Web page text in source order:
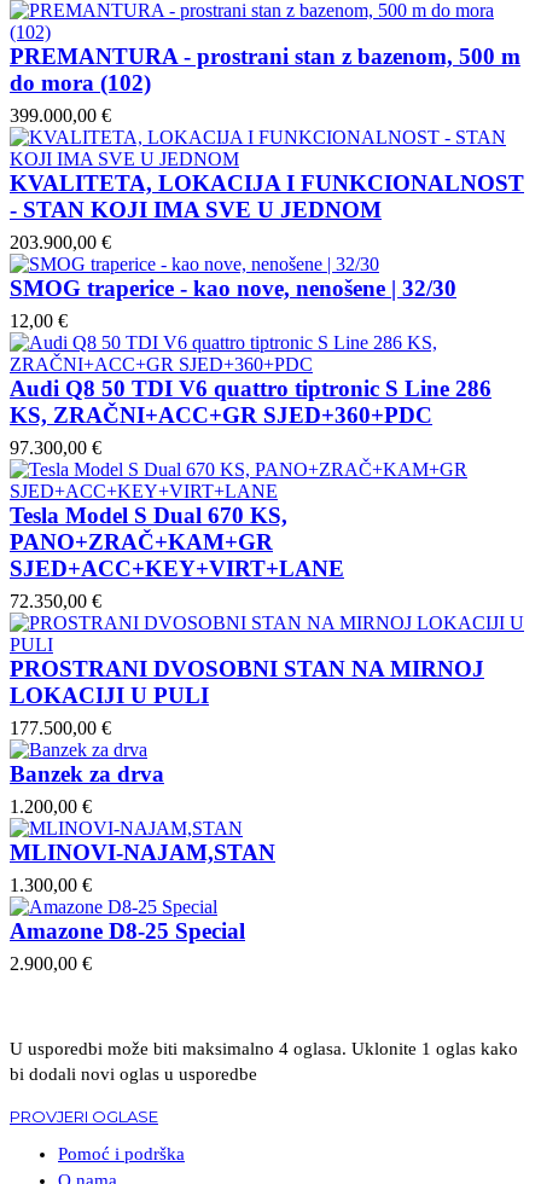
PREMANTURA - prostrani stan z bazenom, 500 m
do mora (102)
399.000,00 €
KVALITETA, LOKACIJA I FUNKCIONALNOST
- STAN KOJI IMA SVE U JEDNOM
203.900,00 €
SMOG traperice - kao nove, nenošene | 32/30
12,00 €
Audi Q8 50 TDI V6 quattro tiptronic S Line 286
KS, ZRAČNI+ACC+GR SJED+360+PDC
97.300,00 €
Tesla Model S Dual 670 KS,
PANO+ZRAČ+KAM+GR
SJED+ACC+KEY+VIRT+LANE
72.350,00 €
PROSTRANI DVOSOBNI STAN NA MIRNOJ
LOKACIJI U PULI
177.500,00 €
Banzek za drva
1.200,00 €
MLINOVI-NAJAM,STAN
1.300,00 €
Amazone D8-25 Special
2.900,00 €
U usporedbi može biti maksimalno 4 oglasa. Uklonite 1 oglas kako
bi dodali novi oglas u usporedbe
PROVJERI OGLASE
Pomoć i podrška
O nama